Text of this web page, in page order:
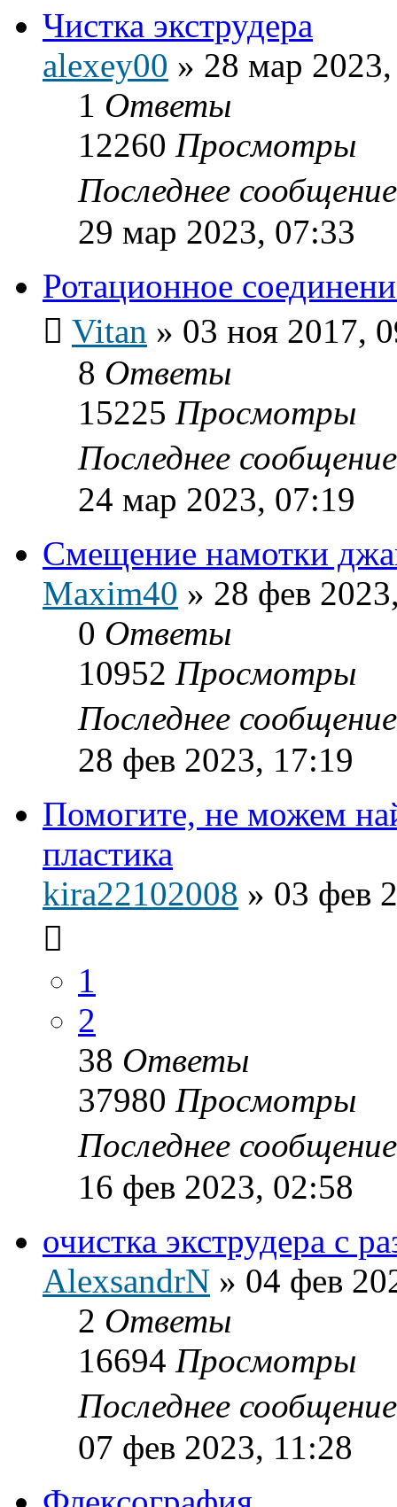
Чистка экструдера
alexey00 » 28 мар
1 Ответы
12260 Просмотры
Последнее
29 мар 2023, 07:33
Ротационное
Vitan » 03 ноя 2017,
8 Ответы
15225 Просмотры
Последнее
24 мар 2023, 07:19
Смещение намотки
Maxim40 » 28 фев
0 Ответы
10952 Просмотры
Последнее
28 фев 2023, 17:19
Помогите, не можем
пластика
kira22102008 » 03 фев
1
2
38 Ответы
37980 Просмотры
Последнее
16 фев 2023, 02:58
очистка экструдера с
AlexsandrN » 04 фев
2 Ответы
16694 Просмотры
Последнее
07 фев 2023, 11:28